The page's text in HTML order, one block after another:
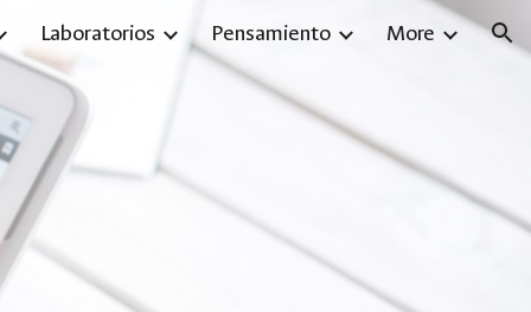
Laboratorios Pensamiento More